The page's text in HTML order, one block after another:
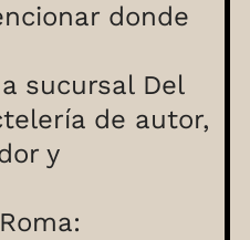
donde
sucursal Del
de autor,
y